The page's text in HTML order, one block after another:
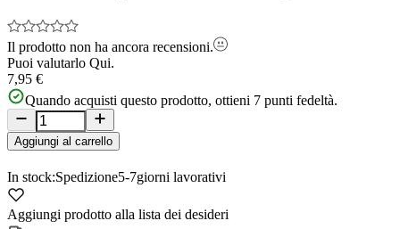
Il prodotto non ha ancora recensioni.
Puoi valutarlo Qui.
7,95 €
Quando acquisti questo prodotto, ottieni 7 punti fedeltà.
Aggiungi al carrello
In stock:Spedizione5-7giorni lavorativi
Aggiungi prodotto alla lista dei desideri